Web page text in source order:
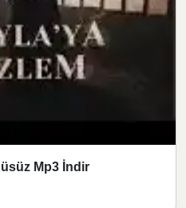
Mp3 İndir